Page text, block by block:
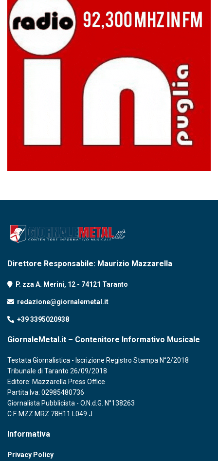
Direttore Responsabile: Maurizio Mazzarella
P. zza A. Merini, 12 - 74121 Taranto
redazione@giornalemetal.it
+39 3395020938
GiornaleMetal.it – Contenitore Informativo Musicale
Testata Giornalistica - Iscrizione Registro Stampa N°2/2018
Tribunale di Taranto 26/09/2018
Editore: Mazzarella Press Office
Partita Iva: 02985480736
Giornalista Pubblicista - O.N.d.G. N°138263
C.F. MZZ MRZ 78H11 L049 J
Informativa
Privacy Policy